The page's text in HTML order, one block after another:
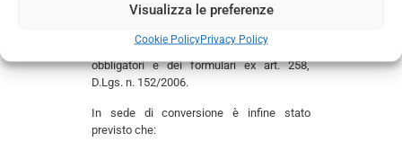
Visualizza le preferenze
Cookie PolicyPrivacy Policy
Sono altresì applicabili le disposizioni in
materia di violazione degli obblighi di
comunicazione / tenuta dei registri
obbligatori e dei formulari ex art. 258,
D.Lgs. n. 152/2006.
In sede di conversione è infine stato
previsto che: